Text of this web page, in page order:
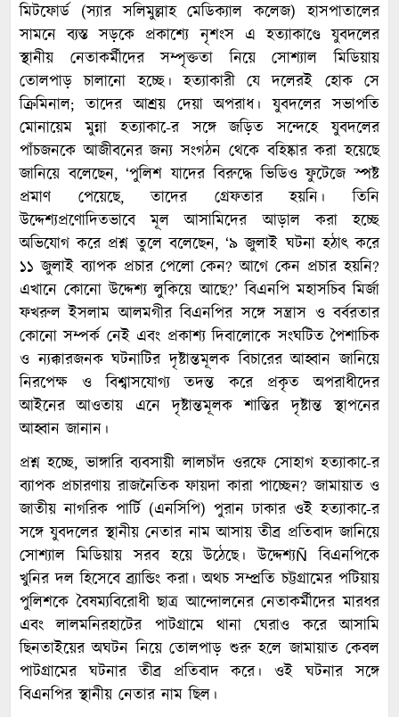
মিটফোর্ড (স্যার সলিমুল্লাহ মেডিক্যাল কলেজ) হাসপাতালের
সামনে ব্যস্ত সড়কে প্রকাশ্যে নৃশংস এ হত্যাকাণ্ডে যুবদলের
স্থানীয় নেতাকর্মীদের সম্পৃক্ততা নিয়ে সোশ্যাল মিডিয়ায়
তোলপাড় চালানো হচ্ছে। হত্যাকারী যে দলেরই হোক সে
ক্রিমিনাল; তাদের আশ্রয় দেয়া অপরাধ। যুবদলের সভাপতি
মোনায়েম মুন্না হত্যাকা-ের সঙ্গে জড়িত সন্দেহে যুবদলের
পাঁচজনকে আজীবনের জন্য সংগঠন থেকে বহিষ্কার করা হয়েছে
জানিয়ে বলেছেন, ‘পুলিশ যাদের বিরুদ্ধে ভিডিও ফুটেজে স্পষ্ট
প্রমাণ পেয়েছে, তাদের গ্রেফতার হয়নি। তিনি
উদ্দেশ্যপ্রণোদিতভাবে মূল আসামিদের আড়াল করা হচ্ছে
অভিযোগ করে প্রশ্ন তুলে বলেছেন, ‘৯ জুলাই ঘটনা হঠাৎ করে
১১ জুলাই ব্যাপক প্রচার পেলো কেন? আগে কেন প্রচার হয়নি?
এখানে কোনো উদ্দেশ্য লুকিয়ে আছে?’ বিএনপি মহাসচিব মির্জা
ফখরুল ইসলাম আলমগীর বিএনপির সঙ্গে সন্ত্রাস ও বর্বরতার
কোনো সম্পর্ক নেই এবং প্রকাশ্য দিবালোকে সংঘটিত পৈশাচিক
ও ন্যক্কারজনক ঘটনাটির দৃষ্টান্তমূলক বিচারের আহ্বান জানিয়ে
নিরপেক্ষ ও বিশ্বাসযোগ্য তদন্ত করে প্রকৃত অপরাধীদের
আইনের আওতায় এনে দৃষ্টান্তমূলক শাস্তির দৃষ্টান্ত স্থাপনের
আহ্বান জানান।
প্রশ্ন হচ্ছে, ভাঙ্গারি ব্যবসায়ী লালচাঁদ ওরফে সোহাগ হত্যাকা-ের
ব্যাপক প্রচারণায় রাজনৈতিক ফায়দা কারা পাচ্ছেন? জামায়াত ও
জাতীয় নাগরিক পার্টি (এনসিপি) পুরান ঢাকার ওই হত্যাকা-ের
সঙ্গে যুবদলের স্থানীয় নেতার নাম আসায় তীব্র প্রতিবাদ জানিয়ে
সোশ্যাল মিডিয়ায় সরব হয়ে উঠেছে। উদ্দেশ্যÑ বিএনপিকে
খুনির দল হিসেবে ব্র্যান্ডিং করা। অথচ সম্প্রতি চট্টগ্রামের পটিয়ায়
পুলিশকে বৈষম্যবিরোধী ছাত্র আন্দোলনের নেতাকর্মীদের মারধর
এবং লালমনিরহাটের পাটগ্রামে থানা ঘেরাও করে আসামি
ছিনতাইয়ের অঘটন নিয়ে তোলপাড় শুরু হলে জামায়াত কেবল
পাটগ্রামের ঘটনার তীব্র প্রতিবাদ করে। ওই ঘটনার সঙ্গে
বিএনপির স্থানীয় নেতার নাম ছিল।